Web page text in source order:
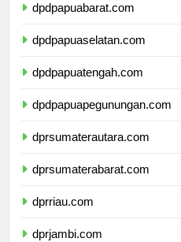
dpdpapuabarat.com
dpdpapuaselatan.com
dpdpapuatengah.com
dpdpapuapegunungan.com
dprsumaterautara.com
dprsumaterabarat.com
dprriau.com
dprjambi.com